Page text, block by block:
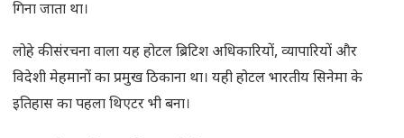
गिना जाता था।
लोहे की संरचना वाला यह होटल ब्रिटिश अधिकारियों, व्यापारियों और
विदेशी मेहमानों का प्रमुख ठिकाना था। यही होटल भारतीय सिनेमा के
इतिहास का पहला थिएटर भी बना।